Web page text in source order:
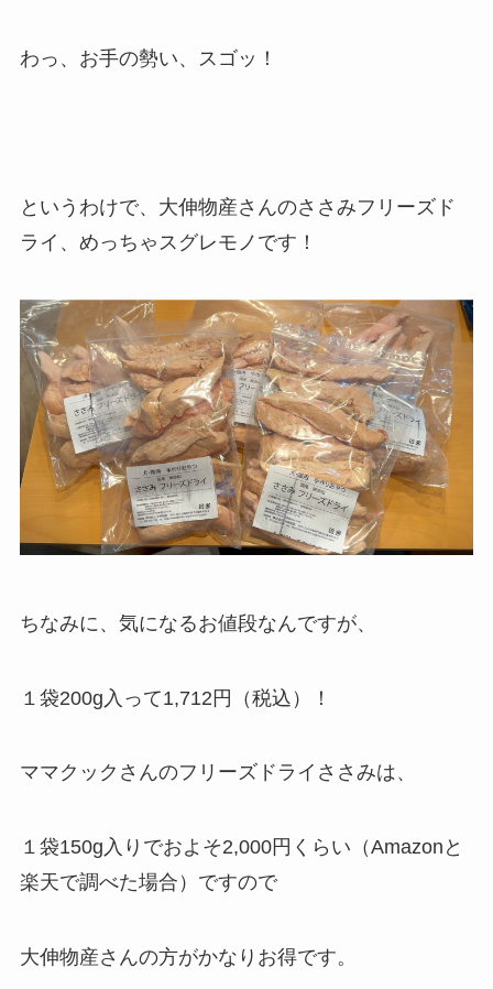
わっ、お手の勢い、スゴッ！
というわけで、大伸物産さんのささみフリーズド
ライ、めっちゃスグレモノです！
ちなみに、気になるお値段なんですが、
１袋200g入って1,712円（税込）！
ママクックさんのフリーズドライささみは、
１袋150g入りでおよそ2,000円くらい（Amazonと
楽天で調べた場合）ですので
大伸物産さんの方がかなりお得です。